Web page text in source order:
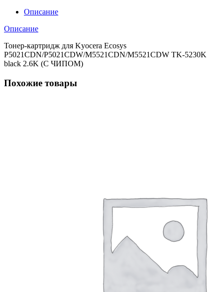
Описание
Описание
Тонер-картридж для Kyocera Ecosys
P5021CDN/P5021CDW/M5521CDN/M5521CDW TK-5230K
black 2.6K (С ЧИПОМ)
Похожие товары